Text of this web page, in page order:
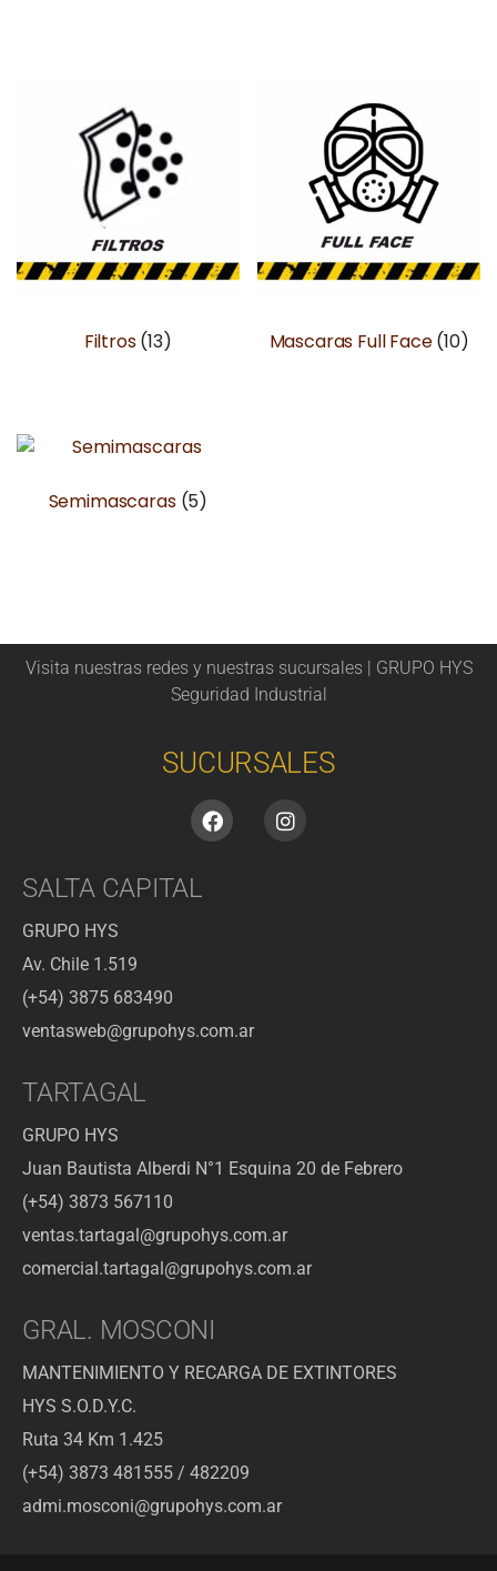
Filtros(13) Mascaras Full Face(10)
Semimascaras (5)
Visita nuestras redes y nuestras sucursales | GRUPO HYS
Seguridad Industrial
SUCURSALES
SALTA CAPITAL
GRUPO HYS
Av. Chile 1.519
(+54) 3875 683490
ventasweb@grupohys.com.ar
TARTAGAL
GRUPO HYS
Juan Bautista Alberdi N°1 Esquina 20 de Febrero
(+54) 3873 567110
ventas.tartagal@grupohys.com.ar
comercial.tartagal@grupohys.com.ar
GRAL. MOSCONI
MANTENIMIENTO Y RECARGA DE EXTINTORES
HYS S.O.D.Y.C.
Ruta 34 Km 1.425
(+54) 3873 481555 / 482209
admi.mosconi@grupohys.com.ar